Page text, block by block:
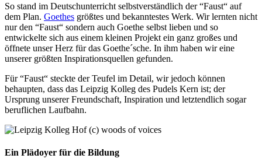
So stand im Deutschunterricht selbstverständlich der “Faust“ auf
dem Plan. Goethes größtes und bekanntestes Werk. Wir lernten nicht
nur den “Faust“ sondern auch Goethe selbst lieben und so
entwickelte sich aus einem kleinen Projekt ein ganz großes und
öffnete unser Herz für das Goethe´sche. In ihm haben wir eine
unserer größten Inspirationsquellen gefunden.
Für “Faust“ steckte der Teufel im Detail, wir jedoch können
behaupten, dass das Leipzig Kolleg des Pudels Kern ist; der
Ursprung unserer Freundschaft, Inspiration und letztendlich sogar
beruflichen Laufbahn.
Ein Plädoyer für die Bildung